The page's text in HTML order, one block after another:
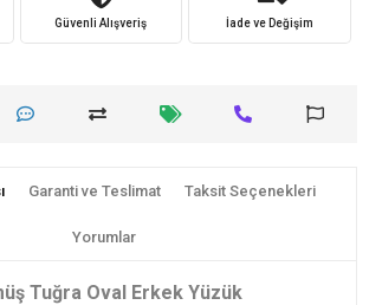
Güvenli Alışveriş İade ve Değişim
Garanti ve Teslimat Taksit Seçenekleri
Yorumlar
Tuğra Oval Erkek Yüzük